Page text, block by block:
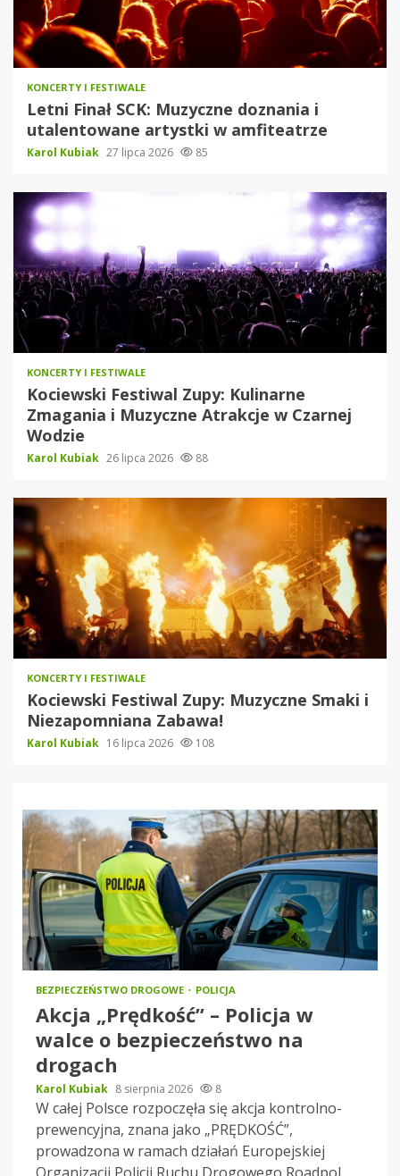
KONCERTY I FESTIWALE
Letni Finał SCK: Muzyczne doznania i
utalentowane artystki w amfiteatrze
Karol Kubiak 27 lipca 2026 85
KONCERTY I FESTIWALE
Kociewski Festiwal Zupy: Kulinarne
Zmagania i Muzyczne Atrakcje w Czarnej
Wodzie
Karol Kubiak 26 lipca 2026 88
KONCERTY I FESTIWALE
Kociewski Festiwal Zupy: Muzyczne Smaki i
Niezapomniana Zabawa!
Karol Kubiak 16 lipca 2026 108
BEZPIECZEŃSTWO DROGOWE POLICJA
Akcja „Prędkość” – Policja w
walce o bezpieczeństwo na
drogach
Karol Kubiak 8 sierpnia 2026 8
W całej Polsce rozpoczęła się akcja kontrolno-
prewencyjna, znana jako „PRĘDKOŚĆ”,
prowadzona w ramach działań Europejskiej